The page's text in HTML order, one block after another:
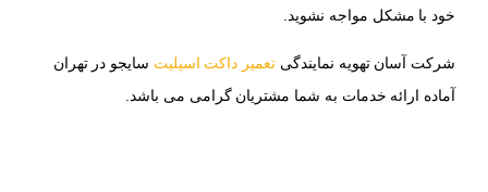
خود با مشکل مواجه نشوید.
شرکت آسان تهویه نمایندگی تعمیر داکت اسپلیت سایجو در تهران
آماده ارائه خدمات به شما مشتریان گرامی می باشد.